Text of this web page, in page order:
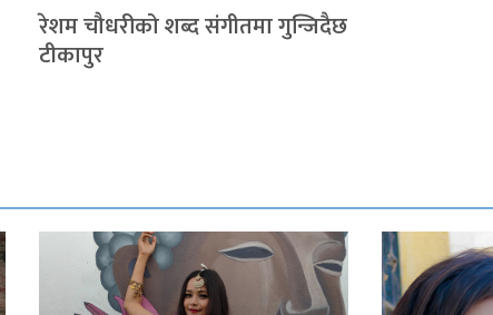
रेशम चौधरीको शब्द संगीतमा गुन्जिदैछ
टीकापुर